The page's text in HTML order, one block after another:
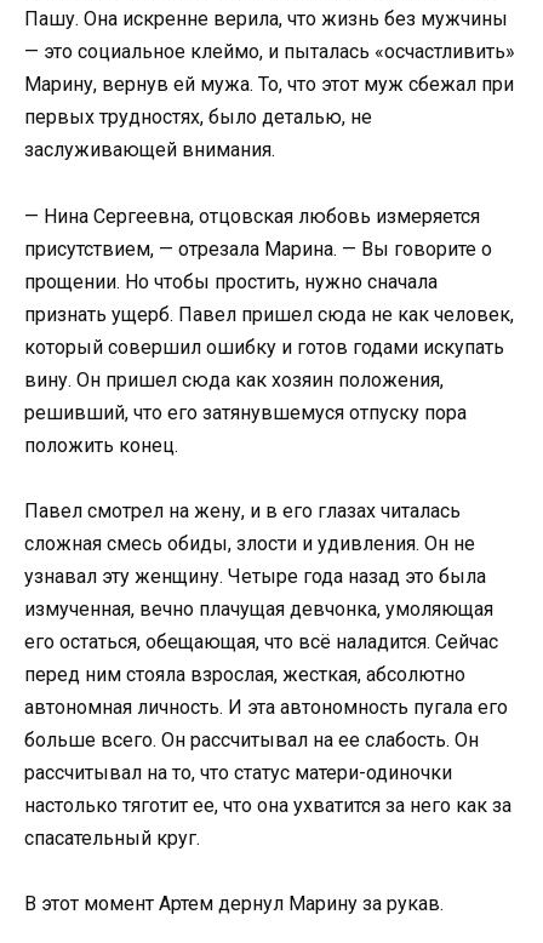
Пашу. Она искренне верила, что жизнь без мужчины
— это социальное клеймо, и пыталась «осчастливить»
Марину, вернув ей мужа. То, что этот муж сбежал при
первых трудностях, было деталью, не
заслуживающей внимания.
— Нина Сергеевна, отцовская любовь измеряется
присутствием, — отрезала Марина. — Вы говорите о
прощении. Но чтобы простить, нужно сначала
признать ущерб. Павел пришел сюда не как человек,
который совершил ошибку и готов годами искупать
вину. Он пришел сюда как хозяин положения,
решивший, что его затянувшемуся отпуску пора
положить конец.
Павел смотрел на жену, и в его глазах читалась
сложная смесь обиды, злости и удивления. Он не
узнавал эту женщину. Четыре года назад это была
измученная, вечно плачущая девчонка, умоляющая
его остаться, обещающая, что всё наладится. Сейчас
перед ним стояла взрослая, жесткая, абсолютно
автономная личность. И эта автономность пугала его
больше всего. Он рассчитывал на ее слабость. Он
рассчитывал на то, что статус матери-одиночки
настолько тяготит ее, что она ухватится за него как за
спасательный круг.
В этот момент Артем дернул Марину за рукав.